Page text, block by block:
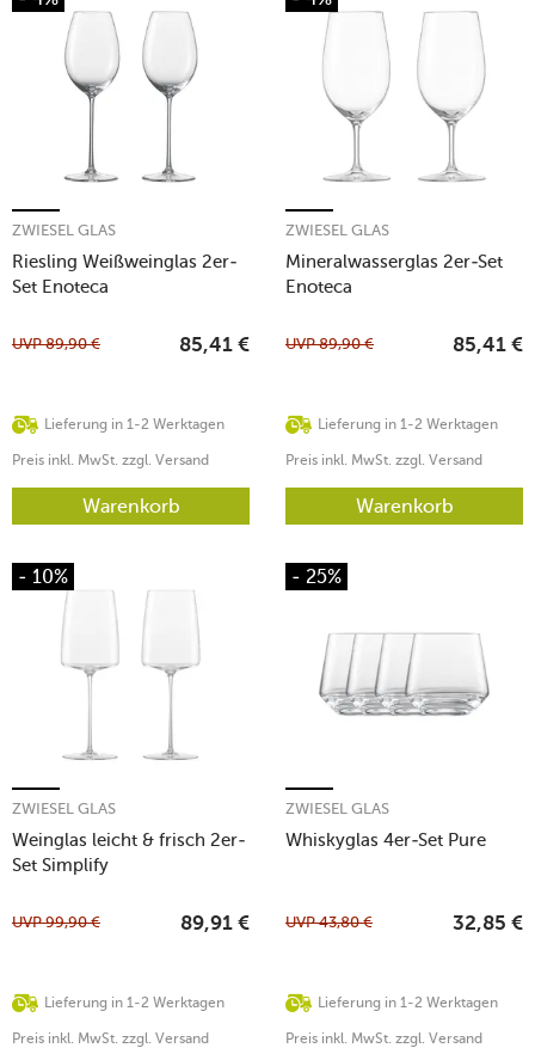
Riesling Weißweinglas 2er-
Set Enoteca
ZWIESEL GLAS
Lieferung in 1-2 Werktagen
UVP89,90 € 85,41 €
Preis inkl. MwSt. zzgl. Versand
Warenkorb
Mineralwasserglas 2er-Set
Enoteca
ZWIESEL GLAS
Lieferung in 1-2 Werktagen
UVP89,90 € 85,41 €
Preis inkl. MwSt. zzgl. Versand
Warenkorb
- 10%
Weinglas leicht & frisch 2er-
Set Simplify
ZWIESEL GLAS
Lieferung in 1-2 Werktagen
UVP99,90 € 89,91 €
Preis inkl. MwSt. zzgl. Versand
- 25%
Whiskyglas 4er-Set Pure
ZWIESEL GLAS
Lieferung in 1-2 Werktagen
UVP43,80 € 32,85 €
Preis inkl. MwSt. zzgl. Versand